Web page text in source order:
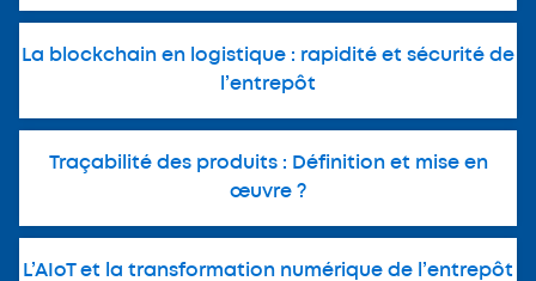
La blockchain en logistique : rapidité et sécurité de
l’entrepôt
Traçabilité des produits : Définition et mise en
œuvre ?
L’AIoT et la transformation numérique de l’entrepôt